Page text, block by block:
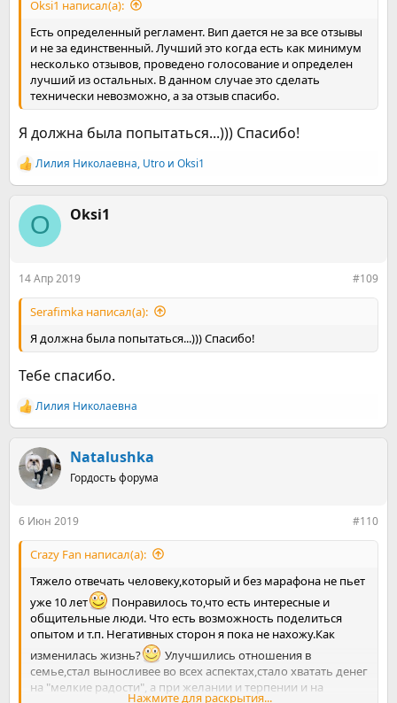
Oksi1 написал(а):
Есть определенный регламент. Вип дается не за все отзывы
и не за единственный. Лучший это когда есть как минимум
несколько отзывов, проведено голосование и определен
лучший из остальных. В данном случае это сделать
технически невозможно, а за отзыв спасибо.
Я должна была попытаться...))) Спасибо!
Р
е
к
ц
и
Лилия Николаевна, Utro и Oksi1
O Oksi1
14 Апр 2019 #109
Serafimka написал(а):
Я должна была попытаться...))) Спасибо!
Тебе спасибо.
Р
е
к
ц
и
Лилия Николаевна
Natalushka
Гордость форума
6 Июн 2019 #110
Crazy Fan написал(а):
Тяжело отвечать человеку,который и без марафона не пьет
уже 10 лет
Понравилось то,что есть интересные и
общительные люди. Что есть возможность поделиться
опытом и т.п. Негативных сторон я пока не нахожу.Как
изменилась жизнь?
Улучшились отношения в
семье,стал выносливее во всех аспектах,стало хватать денег
на "мелкие радости", а при желании и терпении и на
Нажмите для раскрытия...